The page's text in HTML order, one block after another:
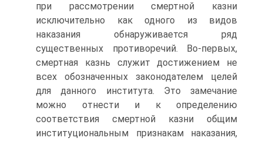
при рассмотрении смертной казни
исключительно как одного из видов
наказания обнаруживается ряд
существенных противоречий. Во-первых,
смертная казнь служит достижением не
всех обозначенных законодателем целей
для данного института. Это замечание
можно отнести и к определению
соответствия смертной казни общим
институциональным признакам наказания,